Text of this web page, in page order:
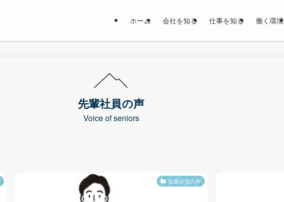
ホーム 会社を知る 仕事を知る 働く環境
先輩社員の声
Voice of seniors
先輩社員の声